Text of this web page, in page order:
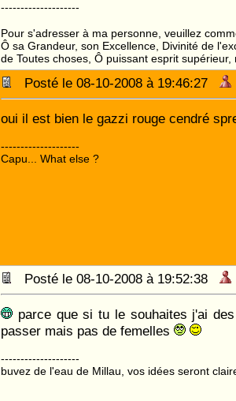
--------------------
Pour s'adresser à ma personne, veuillez
Ô sa Grandeur, son Excellence, Divinité de
de Toutes choses, Ô puissant esprit supérieur,
Posté le 08-10-2008 à 19:46:27
oui il est bien le gazzi rouge cendré
--------------------
Capu... What else ?
Posté le 08-10-2008 à 19:52:38
parce que si tu le souhaites j'ai
passer mais pas de femelles
--------------------
buvez de l'eau de Millau, vos idées seront